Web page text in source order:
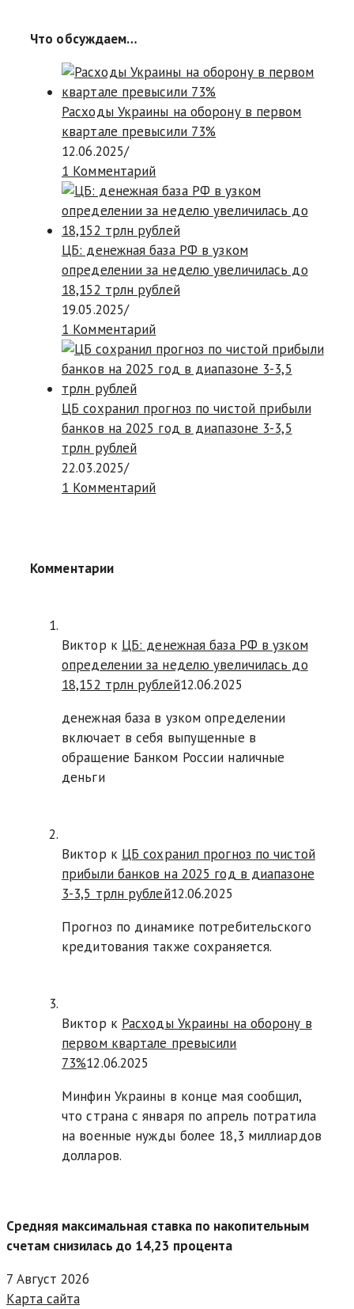
Что обсуждаем…
Расходы Украины на оборону в первом
квартале превысили 73%
12.06.2025/
1 Комментарий
ЦБ: денежная база РФ в узком
определении за неделю увеличилась до
18,152 трлн рублей
19.05.2025/
1 Комментарий
ЦБ сохранил прогноз по чистой прибыли
банков на 2025 год в диапазоне 3-3,5
трлн рублей
22.03.2025/
1 Комментарий
Комментарии
Виктор к ЦБ: денежная база РФ в узком
определении за неделю увеличилась до
18,152 трлн рублей12.06.2025
денежная база в узком определении
включает в себя выпущенные в
обращение Банком России наличные
деньги
Виктор к ЦБ сохранил прогноз по чистой
прибыли банков на 2025 год в диапазоне
3-3,5 трлн рублей12.06.2025
Прогноз по динамике потребительского
кредитования также сохраняется.
Виктор к Расходы Украины на оборону в
первом квартале превысили
73%12.06.2025
Минфин Украины в конце мая сообщил,
что страна с января по апрель потратила
на военные нужды более 18,3 миллиардов
долларов.
Средняя максимальная ставка по накопительным
счетам снизилась до 14,23 процента
7 Август 2026
Карта сайта